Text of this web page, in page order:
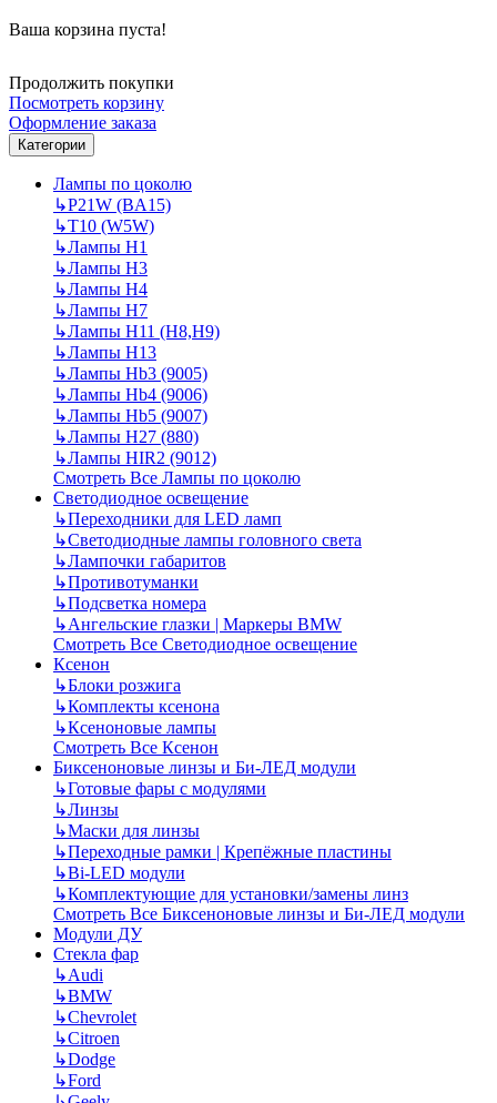
Ваша корзина пуста!
Продолжить покупки
Посмотреть корзину
Оформление заказа
Категории
Лампы по цоколю
↳P21W (BA15)
↳T10 (W5W)
↳Лампы H1
↳Лампы H3
↳Лампы H4
↳Лампы H7
↳Лампы H11 (H8,H9)
↳Лампы H13
↳Лампы Hb3 (9005)
↳Лампы Hb4 (9006)
↳Лампы Hb5 (9007)
↳Лампы H27 (880)
↳Лампы HIR2 (9012)
Смотреть Все Лампы по цоколю
Светодиодное освещение
↳Переходники для LED ламп
↳Светодиодные лампы головного света
↳Лампочки габаритов
↳Противотуманки
↳Подсветка номера
↳Ангельские глазки | Маркеры BMW
Смотреть Все Светодиодное освещение
Ксенон
↳Блоки розжига
↳Комплекты ксенона
↳Ксеноновые лампы
Смотреть Все Ксенон
Биксеноновые линзы и Би-ЛЕД модули
↳Готовые фары с модулями
↳Линзы
↳Маски для линзы
↳Переходные рамки | Крепёжные пластины
↳Bi-LED модули
↳Комплектующие для установки/замены линз
Смотреть Все Биксеноновые линзы и Би-ЛЕД модули
Модули ДУ
Стекла фар
↳Audi
↳BMW
↳Chevrolet
↳Citroen
↳Dodge
↳Ford